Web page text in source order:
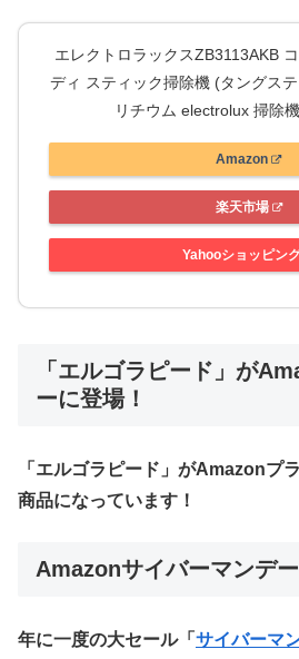
エレクトロラックスZB3113AKB
ディ スティック掃除機 (タングス
リチウム electrolux 掃除
Amazon
楽天市場
Yahooショッピン
「エルゴラピード」が
ーに登場！
「エルゴラピード」がAmazonプ
商品になっています！
Amazonサイバーマンデー
年に一度の大セール「 サイバーマ